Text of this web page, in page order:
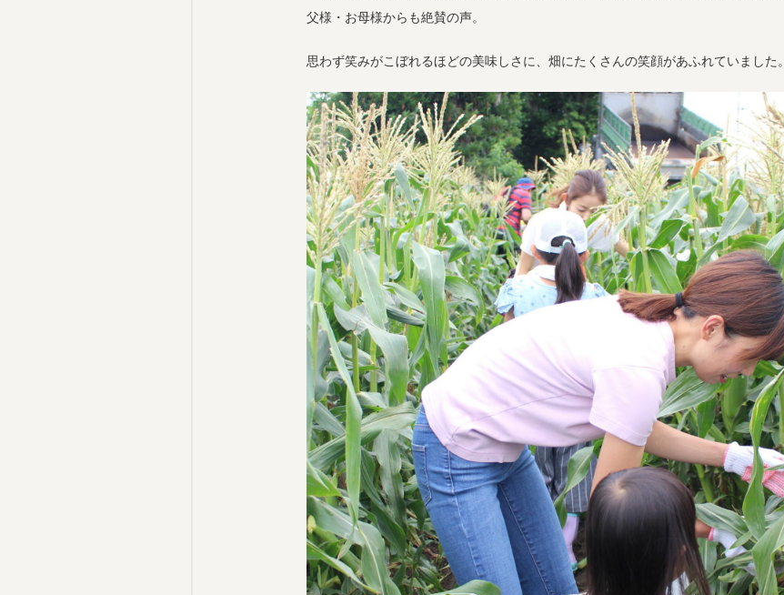
父様・お母様からも絶賛の声。
思わず笑みがこぼれるほどの美味しさに、畑にたくさんの笑顔があふれていました。